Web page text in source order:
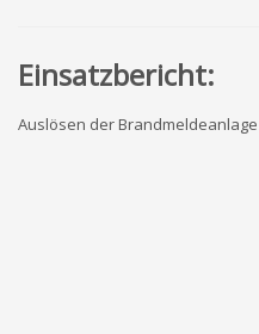
Einsatzbericht:
Auslösen der